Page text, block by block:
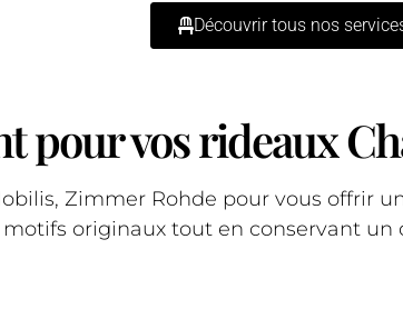
Découvrir tous nos
pour vos rideaux
Zimmer Rohde pour vous offrir
originaux tout en conservant un